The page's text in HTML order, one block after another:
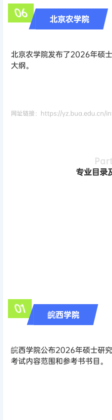
06 北京农学院
北京农学院发布了2026年硕
大纲。
网址链接：https://yz.bua.edu.cn/
专业目录
01 皖西学院
皖西学院公布2026年硕士研
考试内容范围和参考书书目。